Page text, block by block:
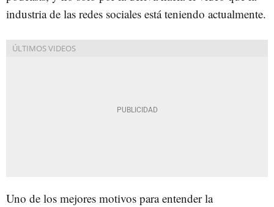
industria de las redes sociales está teniendo actualmente.
Uno de los mejores motivos para entender la